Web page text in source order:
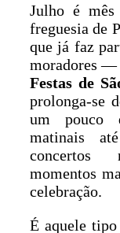
Julho é
freguesia de
que já faz
moradores —
Festas de
prolonga-se
um pouco
matinais
concertos
momentos
celebração.
É aquele